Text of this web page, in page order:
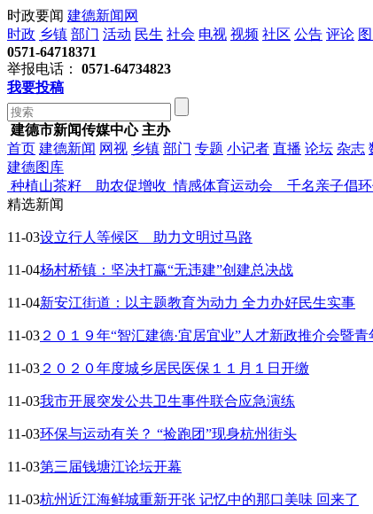
时政要闻 建德新闻网
时政 乡镇 部门 活动 民生 社会 电视 视频 社区 公告 评论
0571-64718371
举报电话：
0571-64734823
我要投稿
建德市新闻传媒中心 主办
首页 建德新闻 网视 乡镇 部门 专题 小记者 直播 论坛 杂志
建德图库
种植山茶籽 助农促增收 情感体育运动会 千名亲子倡
精选新闻
11-03设立行人等候区 助力文明过马路
11-04杨村桥镇：坚决打赢“无违建”创建总决战
11-04新安江街道：以主题教育为动力 全力办好民生实事
11-03 ２０１９年“智汇建德·宜居宜业”人才新政推介会暨
11-03 ２０２０年度城乡居民医保１１月１日开缴
11-03我市开展突发公共卫生事件联合应急演练
11-03环保与运动有关？ “捡跑团”现身杭州街头
11-03第三届钱塘江论坛开幕
11-03杭州近江海鲜城重新开张 记忆中的那口美味 回来了